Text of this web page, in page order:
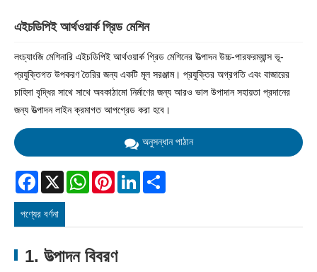
এইচডিপিই আর্থওয়ার্ক গ্রিড মেশিন
লংচ্যাংজি মেশিনারি এইচডিপিই আর্থওয়ার্ক গ্রিড মেশিনের উত্পাদন উচ্চ-পারফরম্যান্স ভূ-
প্রযুক্তিগত উপকরণ তৈরির জন্য একটি মূল সরঞ্জাম। প্রযুক্তির অগ্রগতি এবং বাজারের
চাহিদা বৃদ্ধির সাথে সাথে অবকাঠামো নির্মাণের জন্য আরও ভাল উপাদান সহায়তা প্রদানের
জন্য উত্পাদন লাইন ক্রমাগত আপগ্রেড করা হবে।
অনুসন্ধান পাঠান
Facebook
X WhatsAppPinterestLinkedIn
পণ্যের বর্ণনা
1. উত্পাদন বিবরণ